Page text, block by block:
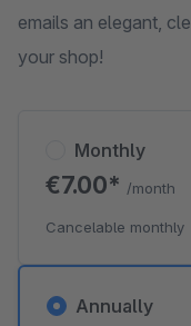
emails an elegant,
your shop!
Annually
Monthly
€7.00* /month
Cancelable monthly